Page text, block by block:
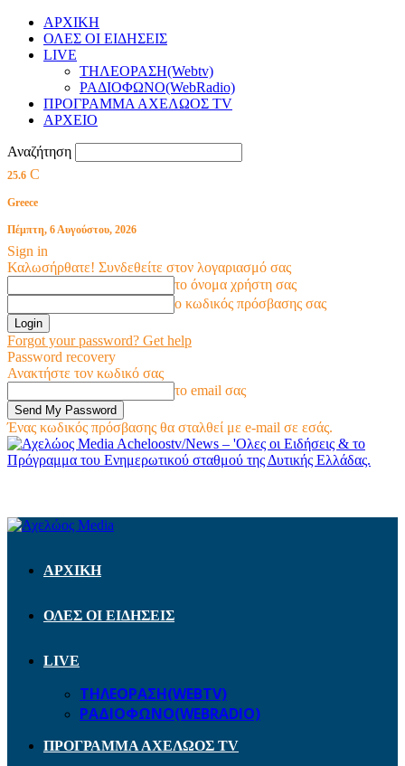
ΑΡΧΙΚΗ
ΟΛΕΣ ΟΙ ΕΙΔΗΣΕΙΣ
LIVE
ΤΗΛΕΟΡΑΣΗ(Webtv)
ΡΑΔΙΟΦΩΝΟ(WebRadio)
ΠΡΟΓΡΑΜΜΑ ΑΧΕΛΩΟΣ TV
ΑΡΧΕΙΟ
Αναζήτηση
25.6 C
Greece
Πέμπτη, 6 Αυγούστου, 2026
Sign in
Καλωσήρθατε! Συνδεθείτε στον λογαριασμό σας
το όνομα χρήστη σας
ο κωδικός πρόσβασης σας
Forgot your password? Get help
Password recovery
Ανακτήστε τον κωδικό σας
το email σας
Ένας κωδικός πρόσβασης θα σταλθεί με e-mail σε εσάς.
Acheloostv/News – 'Ολες οι Ειδήσεις & το
Πρόγραμμα του Ενημερωτικού σταθμού της Δυτικής Ελλάδας.
ΑΡΧΙΚΗ
ΟΛΕΣ ΟΙ ΕΙΔΗΣΕΙΣ
LIVE
ΤΗΛΕΟΡΑΣΗ(WEBTV)
ΡΑΔΙΟΦΩΝΟ(WEBRADIO)
ΠΡΟΓΡΑΜΜΑ ΑΧΕΛΩΟΣ TV